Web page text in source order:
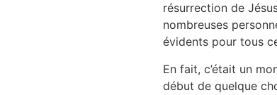
résurrection de
nombreuses
évidents pour tous
En fait, c’était un
début de quelque